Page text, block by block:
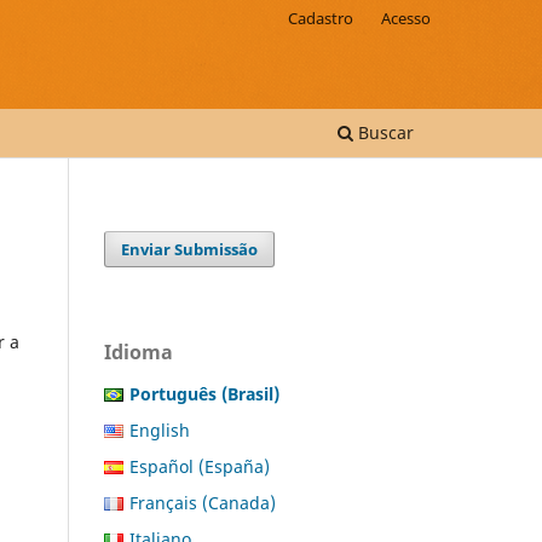
Buscar
Cadastro Acesso
a
Enviar Submissão
Idioma
Português (Brasil)
English
Español (España)
Français (Canada)